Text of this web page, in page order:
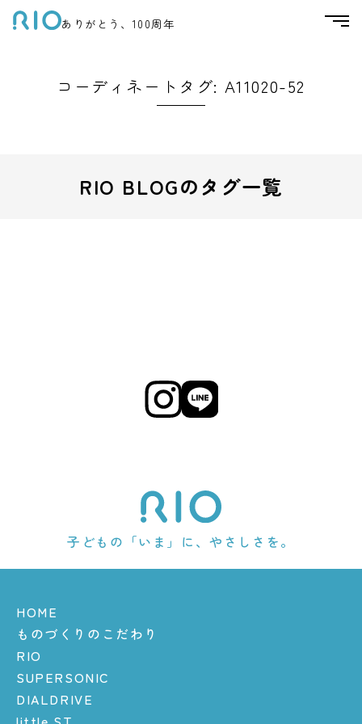
ありがとう、100周年
コーディネートタグ: A11020-52
RIO BLOGのタグ一覧
子どもの「いま」に、やさしさを。
HOME
ものづくりのこだわり
RIO
SUPERSONIC
DIALDRIVE